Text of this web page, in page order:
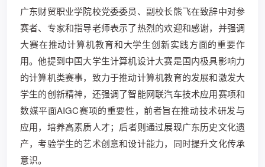
广东财贸职业学院校党委委员、副校长熊飞在致辞中对参
赛者、专家和指导老师表示了热烈的欢迎和感谢，并强调
大赛在推动计算机教育和大学生创新实践方面的重要作
用。他提到中国大学生计算机设计大赛是国内极具影响力
的计算机类赛事，致力于推动计算机教育的发展和激发大
学生的创新精神，还强调了智能网联汽车技术应用赛项和
数媒平面AIGC赛项的重要性，前者旨在推动技术研发与
应用，培养高素质人才；后者则通过展现广东历史文化遗
产，考验学生的艺术创意和设计能力，同时提升文化传承
意识。